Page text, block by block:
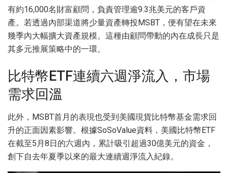
有約16,000名財富顧問，負責管理逾9.3兆美元的客戶資
產。若透過內部渠道將少量資產轉投MSBT，便有望在未來
幾季內大幅擴大資產規模。這種由顧問帶動的內在成長只是
其多元推展策略中的一環。
比特幣ETF連續六週淨流入，市場
需求回溫
此外，MSBT首月的表現也受到美國現貨比特幣基金需求回
升的正面因素影響。根據SoSoValue資料，美國比特幣ETF
在截至5月8日的六週內，累計吸引超過30億美元的資金，
創下自去年夏季以來的最大連續週淨流入紀錄。